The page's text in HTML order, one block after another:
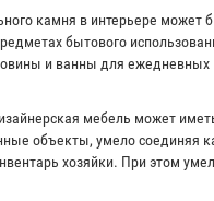
камня в интерьере может
бытового
и ванны для ежедневных
мебель может
объекты, умело соединяя
хозяйки. При этом